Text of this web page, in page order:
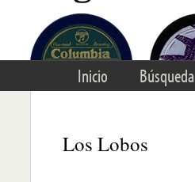
Inicio Búsqueda
Los Lobos